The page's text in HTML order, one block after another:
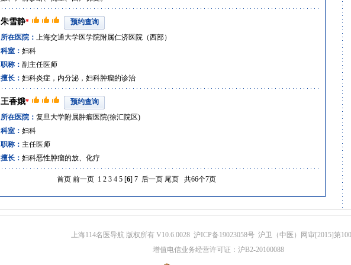
朱雪静*
预约查询
所在医院： 上海交通大学医学院附属仁济医院（西部）
科室： 妇科
职称： 副主任医师
擅长： 妇科炎症，内分泌，妇科肿瘤的诊治
王香娥*
预约查询
所在医院： 复旦大学附属肿瘤医院(徐汇院区)
科室： 妇科
职称： 主任医师
擅长： 妇科恶性肿瘤的放、化疗
首页 前一页 1 2 3 4 5[6] 7 后一页 尾页共66个7页
上海114名医导航 版权所有 V10.6.0028 沪ICP备19023058号 沪卫（中医）网审[2015]第
增值电信业务经营许可证：沪B2-20100088